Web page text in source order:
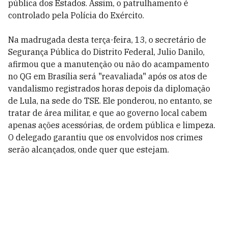
pública dos Estados. Assim, o patrulhamento é
controlado pela Polícia do Exército.
Na madrugada desta terça-feira, 13, o secretário de
Segurança Pública do Distrito Federal, Julio Danilo,
afirmou que a manutenção ou não do acampamento
no QG em Brasília será "reavaliada" após os atos de
vandalismo registrados horas depois da diplomação
de Lula, na sede do TSE. Ele ponderou, no entanto, se
tratar de área militar, e que ao governo local cabem
apenas ações acessórias, de ordem pública e limpeza.
O delegado garantiu que os envolvidos nos crimes
serão alcançados, onde quer que estejam.